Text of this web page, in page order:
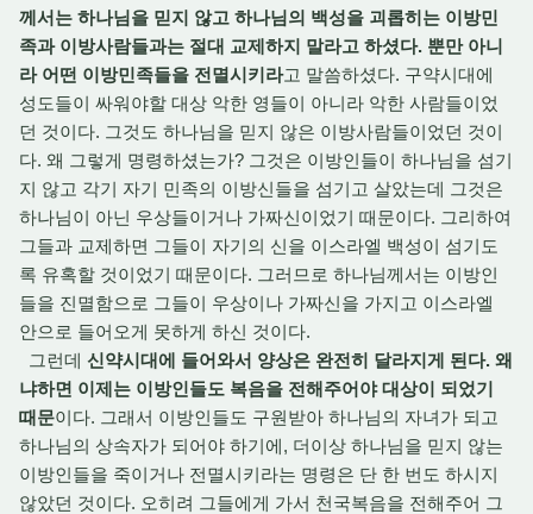
께서는 하나님을 믿지 않고 하나님의 백성을 괴롭히는 이방민
족과 이방사람들과는 절대 교제하지 말라고 하셨다. 뿐만 아니
라 어떤 이방민족들을 전멸시키라고 말씀하셨다. 구약시대에
성도들이 싸워야할 대상 악한 영들이 아니라 악한 사람들이었
던 것이다. 그것도 하나님을 믿지 않은 이방사람들이었던 것이
다. 왜 그렇게 명령하셨는가? 그것은 이방인들이 하나님을 섬기
지 않고 각기 자기 민족의 이방신들을 섬기고 살았는데 그것은
하나님이 아닌 우상들이거나 가짜신이었기 때문이다. 그리하여
그들과 교제하면 그들이 자기의 신을 이스라엘 백성이 섬기도
록 유혹할 것이었기 때문이다. 그러므로 하나님께서는 이방인
들을 진멸함으로 그들이 우상이나 가짜신을 가지고 이스라엘
안으로 들어오게 못하게 하신 것이다.
그런데 신약시대에 들어와서 양상은 완전히 달라지게 된다. 왜
냐하면 이제는 이방인들도 복음을 전해주어야 대상이 되었기
때문이다. 그래서 이방인들도 구원받아 하나님의 자녀가 되고
하나님의 상속자가 되어야 하기에, 더이상 하나님을 믿지 않는
이방인들을 죽이거나 전멸시키라는 명령은 단 한 번도 하시지
않았던 것이다. 오히려 그들에게 가서 천국복음을 전해주어 그